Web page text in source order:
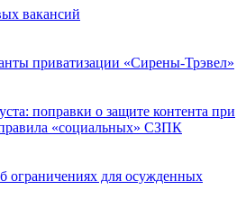
вакансий
приватизации «Сирены-Трэвел»
поправки о защите контента при
«социальных» СЗПК
ограничениях для осужденных